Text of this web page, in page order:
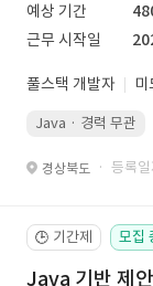
예상 기간
근무 시작일
풀스택 개발자 미
Java · 경력 무관
경상북도 · 등록
🕒 기간제 모집
Java 기반 제